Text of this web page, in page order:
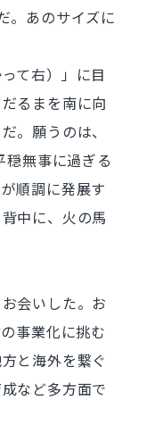
。あのサイズに
て右）」に目
るまを南に向
。願うのは、
無事に過ぎる
順調に発展す
中に、火の馬
会いした。お
事業化に挑む
と海外を繋ぐ
など多方面で